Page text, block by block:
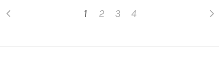
1 2 3 4